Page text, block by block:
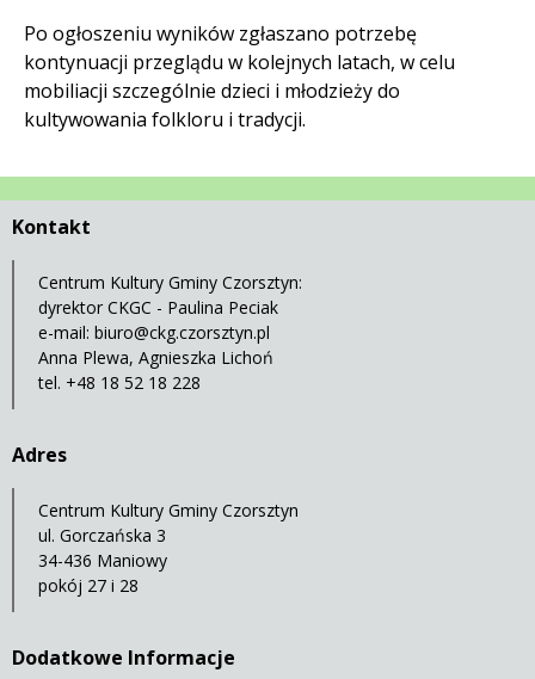
Po ogłoszeniu wyników zgłaszano potrzebę
kontynuacji przeglądu w kolejnych latach, w celu
mobiliacji szczególnie dzieci i młodzieży do
kultywowania folkloru i tradycji.
Kontakt
Centrum Kultury Gminy Czorsztyn:
dyrektor CKGC - Paulina Peciak
e-mail: biuro@ckg.czorsztyn.pl
Anna Plewa, Agnieszka Lichoń
tel. +48 18 52 18 228
Adres
Centrum Kultury Gminy Czorsztyn
ul. Gorczańska 3
34-436 Maniowy
pokój 27 i 28
Dodatkowe Informacje